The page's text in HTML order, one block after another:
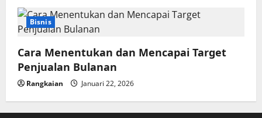
Bisnis
Cara Menentukan dan Mencapai Target
Penjualan Bulanan
Rangkaian Januari 22, 2026